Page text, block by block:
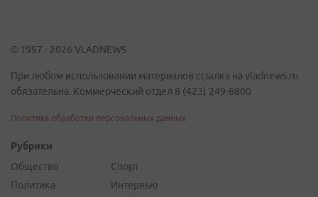
© 1997 - 2026 VLADNEWS
При любом использовании материалов ссылка на vladnews.ru
обязательна. Коммерческий отдел 8 (423) 249-8800
Политика обработки персональных данных
Рубрики
Общество
Политика
Спорт
Интервью